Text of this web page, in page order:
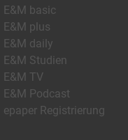
E&M basic
E&M plus
E&M daily
E&M Studien
E&M TV
E&M Podcast
epaper Registrierung